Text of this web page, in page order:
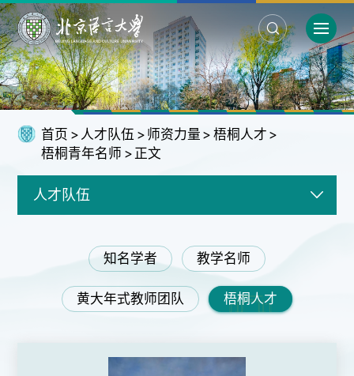
首页 > 人才队伍 > 师资力量 > 梧桐人才 >
梧桐青年名师 > 正文
人才队伍
知名学者 教学名师
黄大年式教师团队 梧桐人才